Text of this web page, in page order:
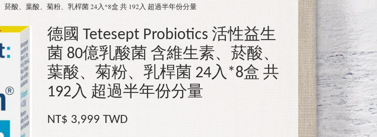
菸酸、葉酸、菊粉、乳桿菌 24入*8盒 共 192入 超過半年份分量
德國 Tetesept Probiotics 活性益生
菌 80億乳酸菌 含維生素、菸酸、
葉酸、菊粉、乳桿菌 24入*8盒 共
192入 超過半年份分量
NT$ 3,999 TWD